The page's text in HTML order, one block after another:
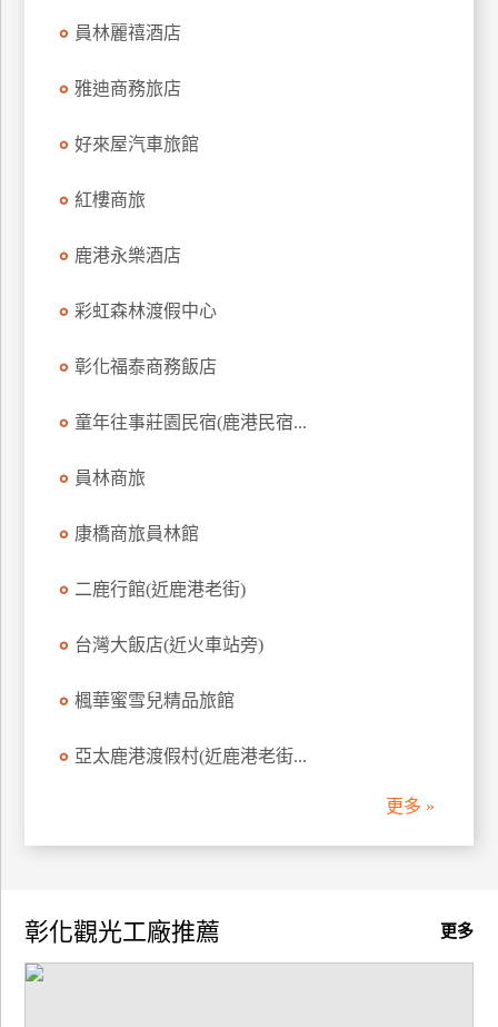
Q&A
合
作
員林麗禧酒店
雅迪商務旅店
好來屋汽車旅館
紅樓商旅
鹿港永樂酒店
彩虹森林渡假中心
彰化福泰商務飯店
童年往事莊園民宿(鹿港民宿...
員林商旅
康橋商旅員林館
二鹿行館(近鹿港老街)
台灣大飯店(近火車站旁)
楓華蜜雪兒精品旅館
亞太鹿港渡假村(近鹿港老街...
更多 »
更多
彰化觀光工廠推薦